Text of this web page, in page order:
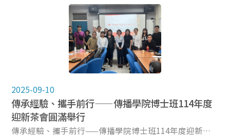
積極參與、擴展學術視野，除了針對 AI與平台時代的廣告
議題踴躍投稿外，也應主動報名協助會議的現場工作，從
中累積參與國際型會議的實務經驗。 芝璇主任同時預
告了今年多項由「UAAT計畫」挹注支持的學術資源，期
盼全方位提升博士生的研究知能，包含： (1) 國際學者
深度交流：115年4月28日與4月30日將分別邀請 Dr.
「Pragmatism, Communication, and Democracy」、
「Algorithms, Affordances, and Political
Communication」 等前沿議題，並特別開放下午時段供
碩博士生預約個別晤談。 (2) 論文與研究計畫發展工作
月4日舉行，邀請中央研究院歐美研究所助理研究員、清
大通識教育中心兼任助理教授陳弘儒，以「生成式 AI 與
學術研究」為題進行演講。 陳弘儒教授從人工智慧正改
變知識生產的現況切入，帶領師生思考AI如何重塑學術倫
理、研究流程與知識的生成方式，並聚焦於三大核心課
題：使用 AI 的學術倫理規範、AI 作為研究工具的角色、
以及 AI 是否具有「作者性」 的哲學命題。 陳教授指
面的技術選擇，而是應回到「大學作為探求真理的制度」
本質重新反思：「何謂學術研究？」以及「何謂好的研
究？」。他強調，唯有紮實的方法論訓練及持續維持活躍
的問題意識，研究者才能在AI無所不在的時代仍維持研究
2025-09-10
傳承經驗、攜手前行——傳播學院博士班114年度
迎新茶會圓滿舉行
傳承經驗、攜手前行——傳播學院博士班114年度迎新茶